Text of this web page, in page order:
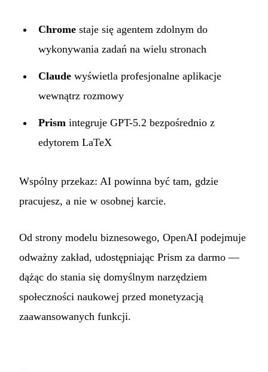
Chrome staje się agentem zdolnym do
wykonywania zadań na wielu stronach
Claude wyświetla profesjonalne aplikacje
wewnątrz rozmowy
Prism integruje GPT-5.2 bezpośrednio z
edytorem LaTeX
Wspólny przekaz: AI powinna być tam, gdzie
pracujesz, a nie w osobnej karcie.
Od strony modelu biznesowego, OpenAI podejmuje
odważny zakład, udostępniając Prism za darmo —
dążąc do stania się domyślnym narzędziem
społeczności naukowej przed monetyzacją
zaawansowanych funkcji.